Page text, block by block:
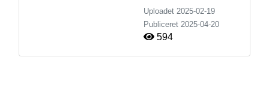
Uploadet 2025-02-19
Publiceret 2025-04-20
594